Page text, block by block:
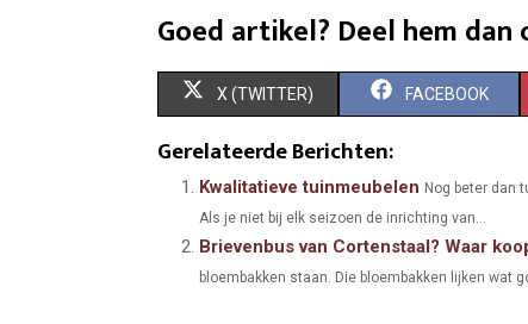
Goed artikel? Deel hem dan
S
R
X (TWITTER) S
R
FACEBOOK
Gerelateerde Berichten:
Kwalitatieve tuinmeubelen Nog beter dan
Als je niet bij elk seizoen de inrichting van...
Brievenbus van Cortenstaal? Waar
bloembakken staan. Die bloembakken lijken wat